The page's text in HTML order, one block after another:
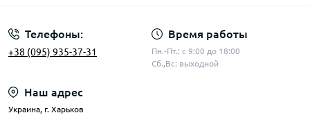
Телефоны:
+38 (095) 935-37-31
Время работы
Пн.-Пт.: с 9:00 до 18:00
Сб.,Вс: выходной
Наш адрес
Украина, г. Харьков